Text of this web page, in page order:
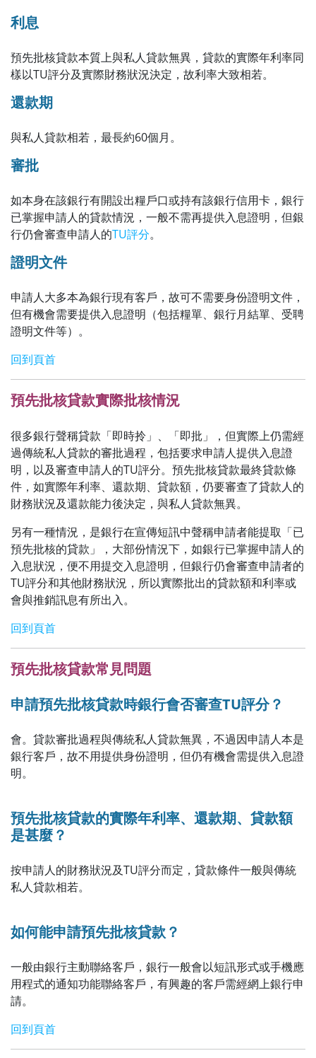
利息
預先批核貸款本質上與私人貸款無異，貸款的實際年利率同
樣以TU評分及實際財務狀況決定，故利率大致相若。
還款期
與私人貸款相若，最長約60個月。
審批
如本身在該銀行有開設出糧戶口或持有該銀行信用卡，銀行
已掌握申請人的貸款情況，一般不需再提供入息證明，但銀
行仍會審查申請人的TU評分。
證明文件
申請人大多本為銀行現有客戶，故可不需要身份證明文件，
但有機會需要提供入息證明（包括糧單、銀行月結單、受聘
證明文件等）。
回到頁首
預先批核貸款實際批核情況
很多銀行聲稱貸款「即時拎」、「即批」，但實際上仍需經
過傳統私人貸款的審批過程，包括要求申請人提供入息證
明，以及審查申請人的TU評分。預先批核貸款最終貸款條
件，如實際年利率、還款期、貸款額，仍要審查了貸款人的
財務狀況及還款能力後決定，與私人貸款無異。
另有一種情況，是銀行在宣傳短訊中聲稱申請者能提取「已
預先批核的貸款」，大部份情況下，如銀行已掌握申請人的
入息狀況，便不用提交入息證明，但銀行仍會審查申請者的
TU評分和其他財務狀況，所以實際批出的貸款額和利率或
會與推銷訊息有所出入。
回到頁首
預先批核貸款常見問題
申請預先批核貸款時銀行會否審查TU評分？
會。貸款審批過程與傳統私人貸款無異，不過因申請人本是
銀行客戶，故不用提供身份證明，但仍有機會需提供入息證
明。
預先批核貸款的實際年利率、還款期、貸款額
是甚麼？
按申請人的財務狀況及TU評分而定，貸款條件一般與傳統
私人貸款相若。
如何能申請預先批核貸款？
一般由銀行主動聯絡客戶，銀行一般會以短訊形式或手機應
用程式的通知功能聯絡客戶，有興趣的客戶需經網上銀行申
請。
回到頁首